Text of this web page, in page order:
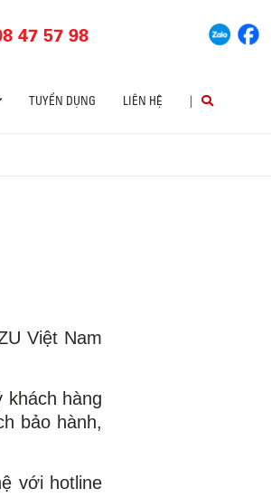
47 57 98
TUYỂN DỤNG LIÊN HỆ |
Việt Nam
hàng
bảo hành,
với hotline